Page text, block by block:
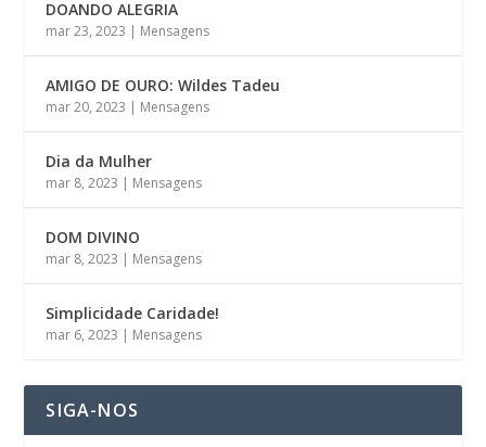
DOANDO ALEGRIA
mar 23, 2023 | Mensagens
AMIGO DE OURO: Wildes Tadeu
mar 20, 2023 | Mensagens
Dia da Mulher
mar 8, 2023 | Mensagens
DOM DIVINO
mar 8, 2023 | Mensagens
Simplicidade Caridade!
mar 6, 2023 | Mensagens
SIGA-NOS